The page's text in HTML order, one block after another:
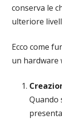
conserva le
ulteriore
Ecco come
un hardware
Quando